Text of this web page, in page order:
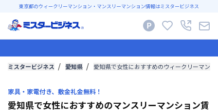
東京都のウィークリーマンション・マンスリーマンション情報はミスタービジネス
ミスタービジネス 愛知県 愛知県で女性におすすめのウィークリーマン
家具・家電付き、敷金礼金無料！
愛知県で女性におすすめのマンスリーマンション賃